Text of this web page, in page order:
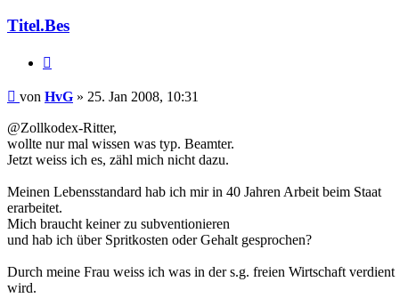
Titel.Bes
Beitrag
von HvG » 25. Jan 2008, 10:31
@Zollkodex-Ritter,
wollte nur mal wissen was typ. Beamter.
Jetzt weiss ich es, zähl mich nicht dazu.
Meinen Lebensstandard hab ich mir in 40 Jahren Arbeit beim Staat
erarbeitet.
Mich braucht keiner zu subventionieren
und hab ich über Spritkosten oder Gehalt gesprochen?
Durch meine Frau weiss ich was in der s.g. freien Wirtschaft verdient
wird.